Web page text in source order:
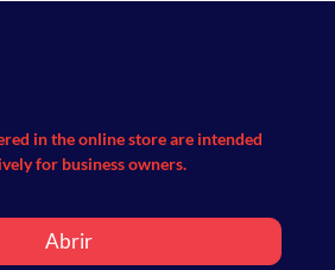
in the online store are intended
for business owners.
Abrir